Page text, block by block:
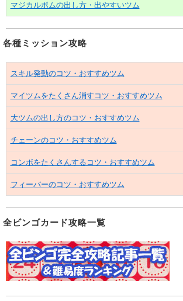
マジカルボムの出し方・出やすいツム
各種ミッション攻略
スキル発動のコツ・おすすめツム
マイツムをたくさん消すコツ・おすすめツム
大ツムの出し方のコツ・おすすめツム
チェーンのコツ・おすすめツム
コンボをたくさんするコツ・おすすめツム
フィーバーのコツ・おすすめツム
全ビンゴカード攻略一覧